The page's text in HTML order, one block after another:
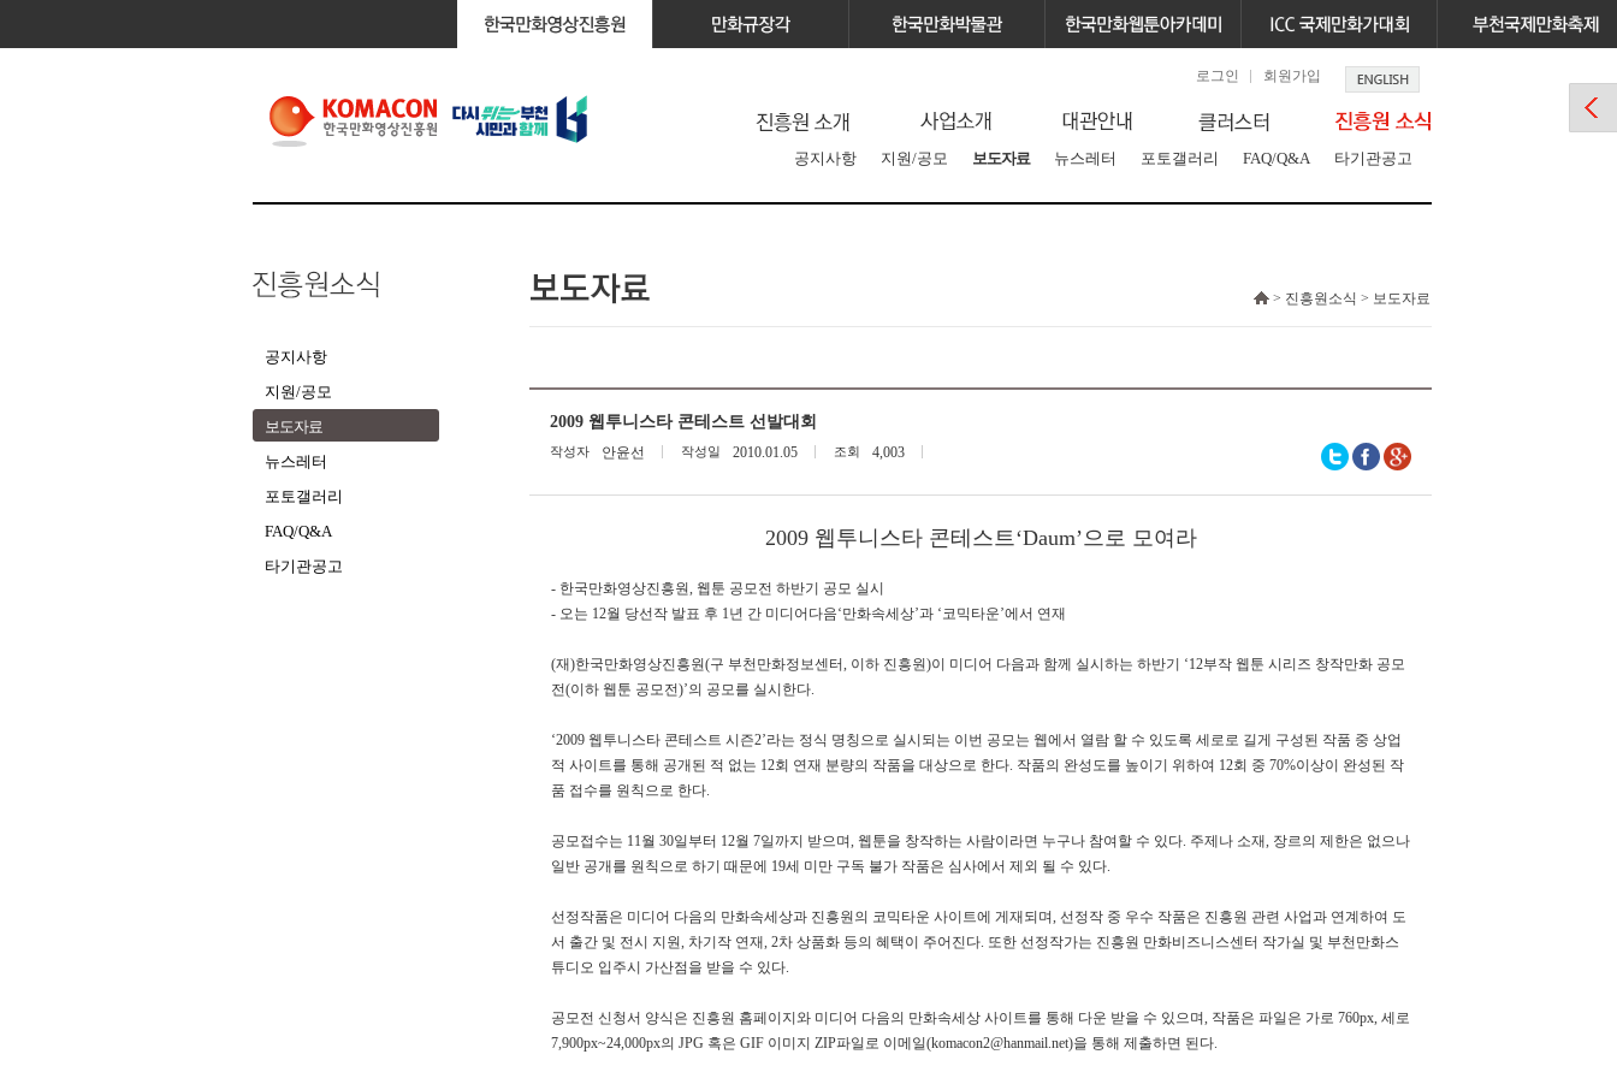
로그인 회원가입
공지사항 지원/공모 보도자료 뉴스레터 포토갤러리 FAQ/Q&A 타기관공고
공지사항
지원/공모
보도자료
뉴스레터
포토갤러리
FAQ/Q&A
타기관공고
> 진흥원소식 > 보도자료
2009 웹투니스타 콘테스트 선발대회
작성자 안윤선 작성일 2010.01.05 조회 4,003
2009 웹투니스타 콘테스트‘Daum’으로 모여라
- 한국만화영상진흥원, 웹툰 공모전 하반기 공모 실시
- 오는 12월 당선작 발표 후 1년 간 미디어다음‘만화속세상’과 ‘코믹타운’에서 연재
(재)한국만화영상진흥원(구 부천만화정보센터, 이하 진흥원)이 미디어 다음과 함께 실시하는 하반기 ‘12부작 웹툰 시리즈 창작만화 공모
전(이하 웹툰 공모전)’의 공모를 실시한다.
‘2009 웹투니스타 콘테스트 시즌2’라는 정식 명칭으로 실시되는 이번 공모는 웹에서 열람 할 수 있도록 세로로 길게 구성된 작품 중 상업
적 사이트를 통해 공개된 적 없는 12회 연재 분량의 작품을 대상으로 한다. 작품의 완성도를 높이기 위하여 12회 중 70%이상이 완성된 작
품 접수를 원칙으로 한다.
공모접수는 11월 30일부터 12월 7일까지 받으며, 웹툰을 창작하는 사람이라면 누구나 참여할 수 있다. 주제나 소재, 장르의 제한은 없으나
일반 공개를 원칙으로 하기 때문에 19세 미만 구독 불가 작품은 심사에서 제외 될 수 있다.
선정작품은 미디어 다음의 만화속세상과 진흥원의 코믹타운 사이트에 게재되며, 선정작 중 우수 작품은 진흥원 관련 사업과 연계하여 도
서 출간 및 전시 지원, 차기작 연재, 2차 상품화 등의 혜택이 주어진다. 또한 선정작가는 진흥원 만화비즈니스센터 작가실 및 부천만화스
튜디오 입주시 가산점을 받을 수 있다.
공모전 신청서 양식은 진흥원 홈페이지와 미디어 다음의 만화속세상 사이트를 통해 다운 받을 수 있으며, 작품은 파일은 가로 760px, 세로
7,900px~24,000px의 JPG 혹은 GIF 이미지 ZIP파일로 이메일(komacon2@hanmail.net)을 통해 제출하면 된다.